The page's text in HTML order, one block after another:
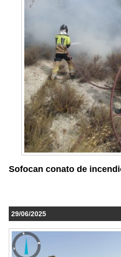
Sofocan conato de
29/06/2025